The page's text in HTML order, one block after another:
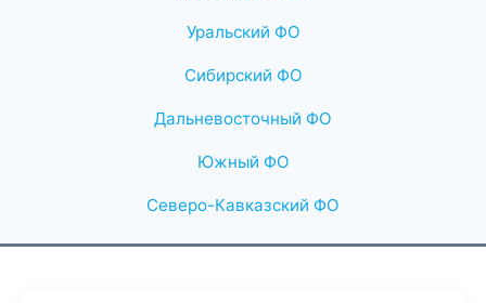
Уральский ФО
Сибирский ФО
Дальневосточный ФО
Южный ФО
Северо-Кавказский ФО